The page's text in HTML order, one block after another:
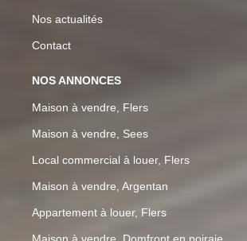
Nos actualités
Contact
NOS ANNONCES
Maison à vendre, Flers
Maison à vendre, Sees
Local commercial à louer, Flers
Maison à vendre, Argentan
Appartement à louer, Flers